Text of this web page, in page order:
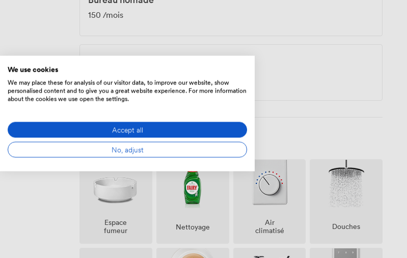
150 /mois
600 /mois · 17 sqm
Équipements
Espace
fumeur
Nettoyage
Air
climatisé
Douches
We use cookies
We may place these for analysis of our visitor data, to improve our website, show
personalised content and to give you a great website experience. For more information
about the cookies we use open the settings.
Accept all
No, adjust